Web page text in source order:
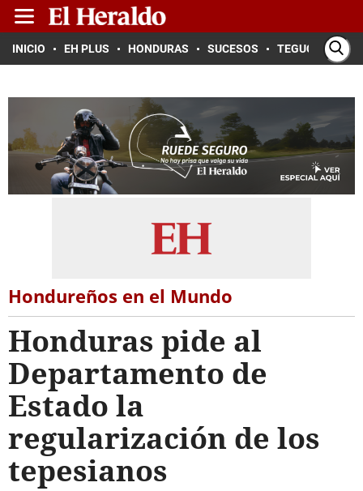
INICIO EH PLUS HONDURAS SUCESOS TEGUCIGALPA
Hondureños en el Mundo
Honduras pide al
Departamento de
Estado la
regularización de los
tepesianos